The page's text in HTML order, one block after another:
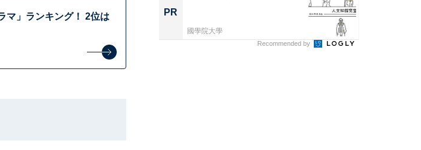
マ」ランキング！ 2位は
PR
國學院大學
Recommended by